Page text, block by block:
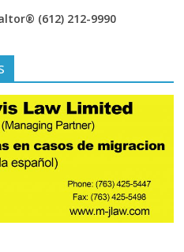
(612) 212-9990